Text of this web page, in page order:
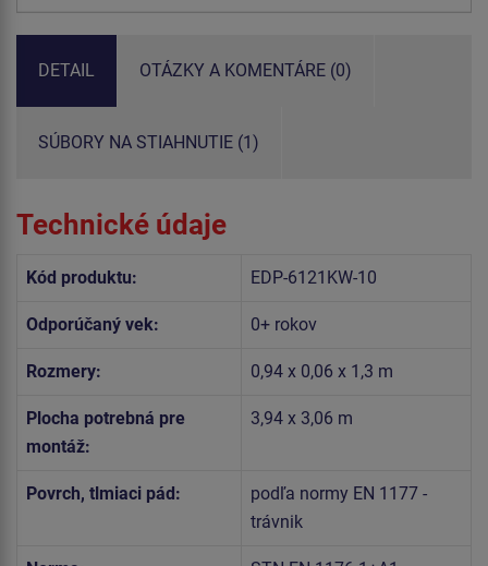
DETAIL OTÁZKY A KOMENTÁRE (0)
SÚBORY NA STIAHNUTIE (1)
Technické údaje
Kód produktu: EDP-6121KW-10
Odporúčaný vek: 0+ rokov
Rozmery: 0,94 x 0,06 x 1,3 m
Plocha potrebná pre
montáž:
3,94 x 3,06 m
Povrch, tlmiaci pád:
podľa normy EN 1177 -
trávnik